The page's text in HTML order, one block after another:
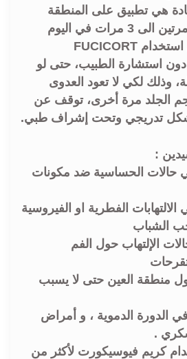
هي تطبيق على المنطقة
3 مرات في اليوم
لا تتوقف عن استخدام FUCICORT
استشارة الطبيب، حتى لو
وذلك لكي لا تعود العدوى
الجلد مرة أخرى، توقف عن
تدريجي وتحت إشراف طبي.
:
حالات الحساسية ضد مكونات
الفطرية او الفيروسية
الشباب
الإلتهاب حول الفم
منطقة العين حتى لا يسبب
الدورة الدموية ، و أمراض
.
كريم فيوسيكورت لأكثر من